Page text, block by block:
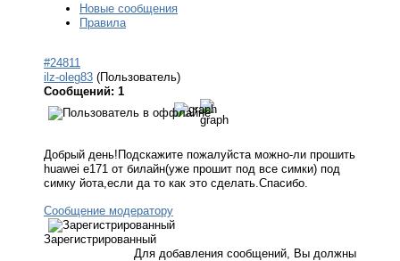
Новые сообщения
Правила
#24811
ilz-oleg83 (Пользователь)
Сообщений: 1
Добрый день!Подскажите пожалуйста можно-ли прошить
huawei e171 от билайн(уже прошит под все симки) под
симку йота,если да то как это сделать.Спасибо.
Сообщение модератору
Зарегистрированный
Для добавления сообщений, Вы должны